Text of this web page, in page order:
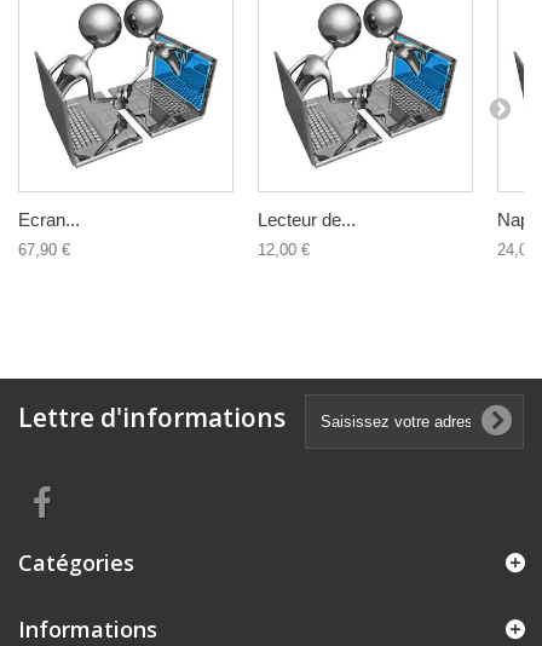
Ecran...
67,90 €
Lecteur de...
12,00 € 24,00
Lettre d'informations
Catégories
Informations